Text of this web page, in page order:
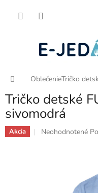
Domov
OblečenieTričko
Tričko detské
sivomodrá
Akcia
Priemerné
Neohodnotené